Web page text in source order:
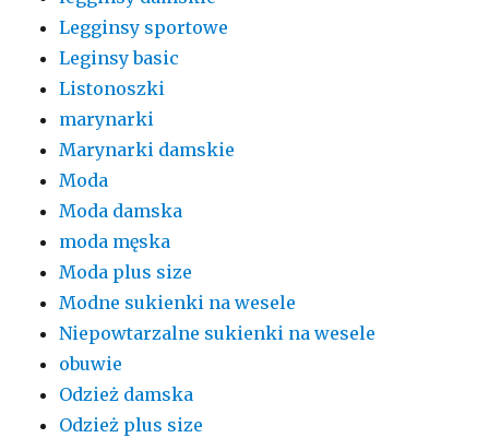
Legginsy sportowe
Leginsy basic
Listonoszki
marynarki
Marynarki damskie
Moda
Moda damska
moda męska
Moda plus size
Modne sukienki na wesele
Niepowtarzalne sukienki na wesele
obuwie
Odzież damska
Odzież plus size